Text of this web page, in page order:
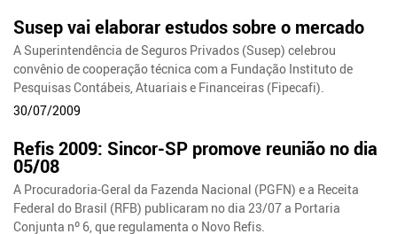
Susep vai elaborar estudos sobre o mercado
A Superintendência de Seguros Privados (Susep) celebrou
convênio de cooperação técnica com a Fundação Instituto de
Pesquisas Contábeis, Atuariais e Financeiras (Fipecafi).
30/07/2009
Refis 2009: Sincor-SP promove reunião no dia
05/08
A Procuradoria-Geral da Fazenda Nacional (PGFN) e a Receita
Federal do Brasil (RFB) publicaram no dia 23/07 a Portaria
Conjunta nº 6, que regulamenta o Novo Refis.